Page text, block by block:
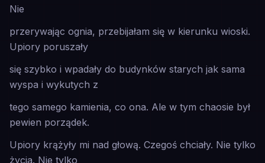
Nie
przerywając ognia, przebijałam się w kierunku wioski.
Upiory poruszały
się szybko i wpadały do budynków starych jak sama
wyspa i wykutych z
tego samego kamienia, co ona. Ale w tym chaosie był
pewien porządek.
Upiory krążyły mi nad głową. Czegoś chciały. Nie tylko
życia. Nie tylko